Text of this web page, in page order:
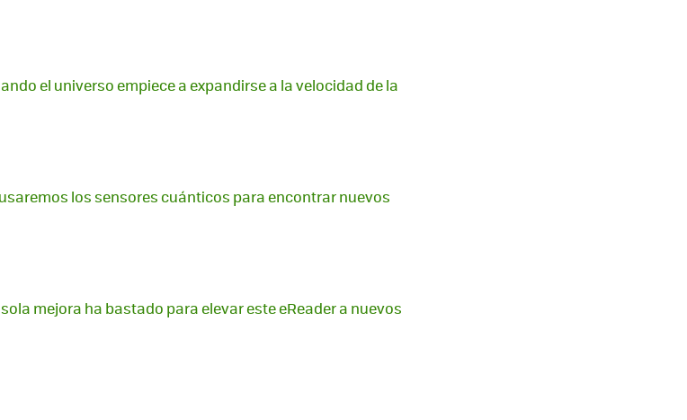
el universo empiece a expandirse a la velocidad de la
los sensores cuánticos para encontrar nuevos
mejora ha bastado para elevar este eReader a nuevos